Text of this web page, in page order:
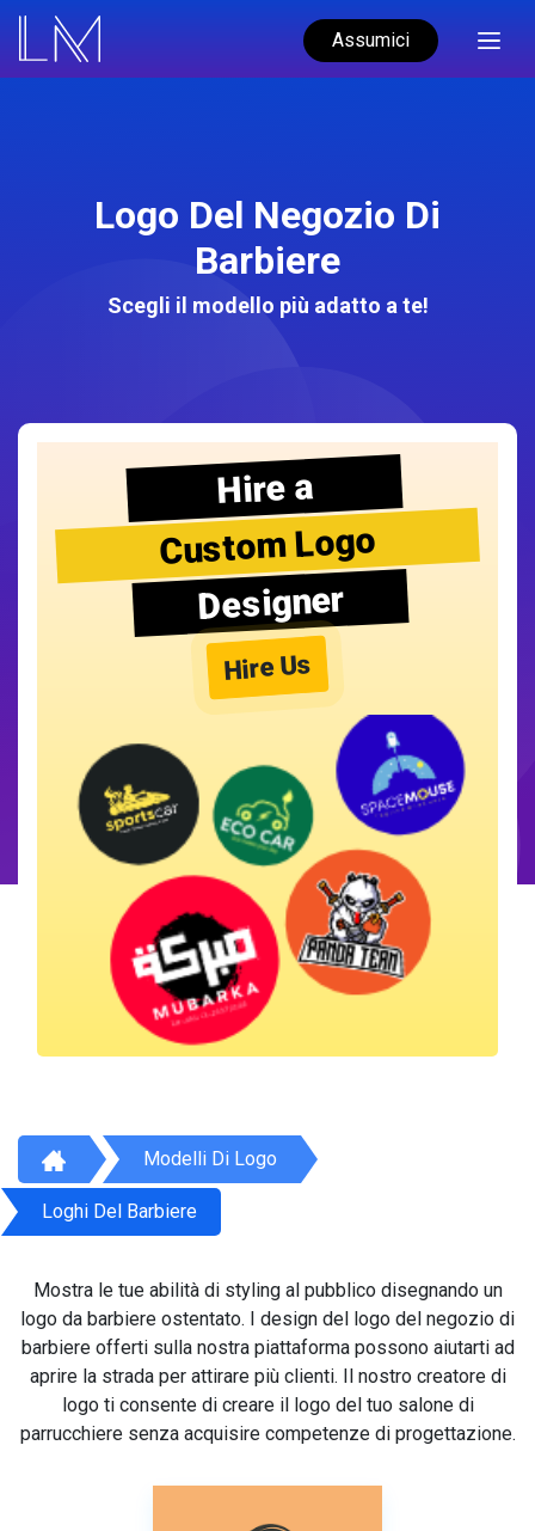
Assumici
Logo Del Negozio Di
Barbiere
Scegli il modello più adatto a te!
Hire a
Custom Logo
Designer
Hire Us
Modelli Di Logo
Loghi Del Barbiere
Mostra le tue abilità di styling al pubblico disegnando un
logo da barbiere ostentato. I design del logo del negozio di
barbiere offerti sulla nostra piattaforma possono aiutarti ad
aprire la strada per attirare più clienti. Il nostro creatore di
logo ti consente di creare il logo del tuo salone di
parrucchiere senza acquisire competenze di progettazione.